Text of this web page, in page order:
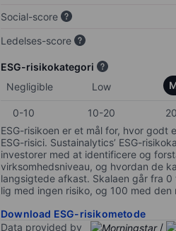
Social-score
Ledelses-score
ESG-risikokategori
Negligible
Low
0-10 10-20
ESG-risikoen er et mål for, hvor
ESG-risici. Sustainalytics’ ESG-
investorer med at identificere og
virksomhedsniveau, og hvordan de
langsigtede afkast. Skalaen går fra
lig med ingen risiko, og 100 med den
Download ESG-risikometode
Data provided by
/